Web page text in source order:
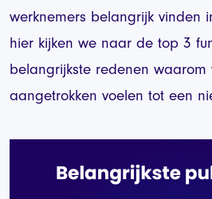
werknemers belangrijk vinden
hier kijken we naar de top 3
belangrijkste redenen waarom
aangetrokken voelen tot een